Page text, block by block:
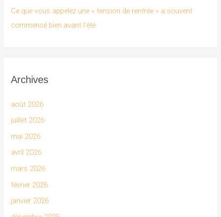
Ce que vous appelez une « tension de rentrée » a souvent
commencé bien avant l’été.
Archives
août 2026
juillet 2026
mai 2026
avril 2026
mars 2026
février 2026
janvier 2026